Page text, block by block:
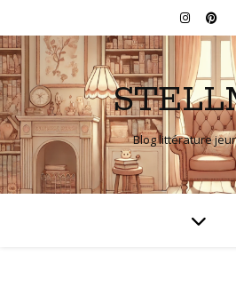
Blog littérature